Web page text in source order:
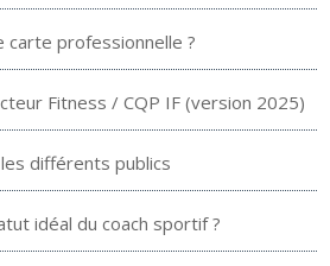
professionnelle ?
Fitness / CQP IF (version 2025)
différents publics
idéal du coach sportif ?